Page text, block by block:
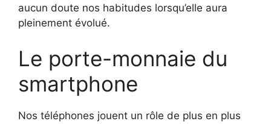
aucun doute nos habitudes lorsqu’elle aura
pleinement évolué.
Le porte-monnaie du
smartphone
Nos téléphones jouent un rôle de plus en plus